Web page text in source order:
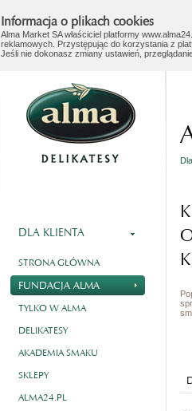
Informacja o plikach cookies
Alma Market SA właściciel platformy
reklamowych. Przystępując do korzystania z
Jeśli nie dokonasz zmiany ustawień,
DLA KLIENTA
STRONA GŁÓWNA
FUNDACJA ALMA
TYLKO W ALMA
DELIKATESY
AKADEMIA SMAKU
SKLEPY
ALMA24.PL